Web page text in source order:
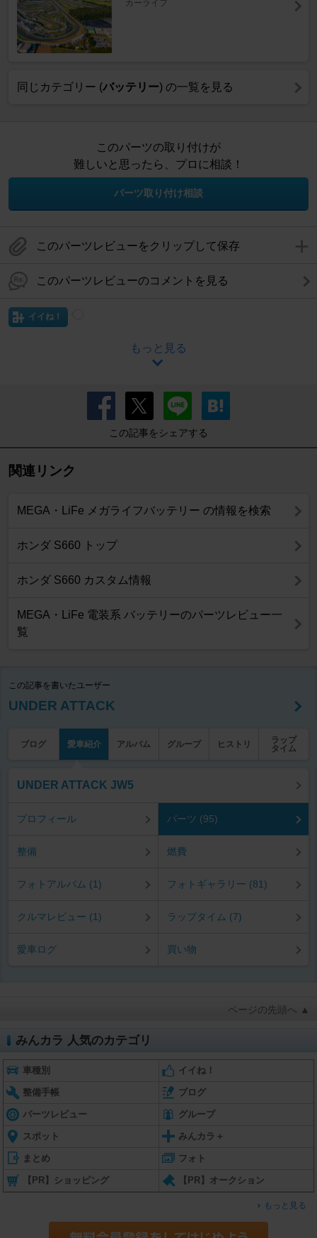
カーライフ
同じカテゴリー (バッテリー) の一覧を見る
このパーツの取り付けが
難しいと思ったら、プロに相談！
パーツ取り付け相談
このパーツレビューをクリップして保存
このパーツレビューのコメントを見る
イイね！
もっと見る
この記事をシェアする
関連リンク
MEGA・LiFe メガライフバッテリー の情報を検索
ホンダ S660 トップ
ホンダ S660 カスタム情報
MEGA・LiFe 電装系 バッテリーのパーツレビュー一
覧
この記事を書いたユーザー
UNDER ATTACK
ブログ 愛車紹介 アルバム グループ ヒストリ
ラップ
タイム
UNDER ATTACK JW5
プロフィール パーツ (95)
整備 燃費
フォトアルバム (1) フォトギャラリー (81)
クルマレビュー (1) ラップタイム (7)
愛車ログ 買い物
ページの先頭へ ▲
みんカラ 人気のカテゴリ
車種別 イイね！
整備手帳 ブログ
パーツレビュー グループ
スポット みんカラ＋
まとめ フォト
【PR】ショッピング 【PR】オークション
もっと見る